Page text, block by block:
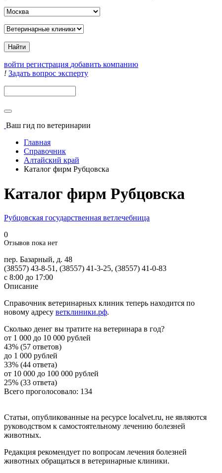
войти регистрация добавить компанию
! Задать вопрос эксперту
Ваш гид по ветеринарии
Главная
Справочник
Алтайский край
Каталог фирм Рубцовска
Каталог фирм Рубцовска
Рубцовская государственная ветлечебница
0
Отзывов пока нет
пер. Базарный, д. 48
(38557) 43-8-51, (38557) 41-3-25, (38557) 41-0-83
с 8:00 до 17:00
Описание
Справочник ветеринарных клиник теперь находится по
новому адресу ветклиники.рф.
Сколько денег вы тратите на ветеринара в год?
от 1 000 до 10 000 рублей
43% (57 ответов)
до 1 000 рублей
33% (44 ответа)
от 10 000 до 100 000 рублей
25% (33 ответа)
Всего проголосовало: 134
Статьи, опубликованные на ресурсе localvet.ru, не являются
руководством к самостоятельному лечению болезней
животных.
Редакция рекомендует по вопросам лечения болезней
животных обращаться в ветеринарные клиники.